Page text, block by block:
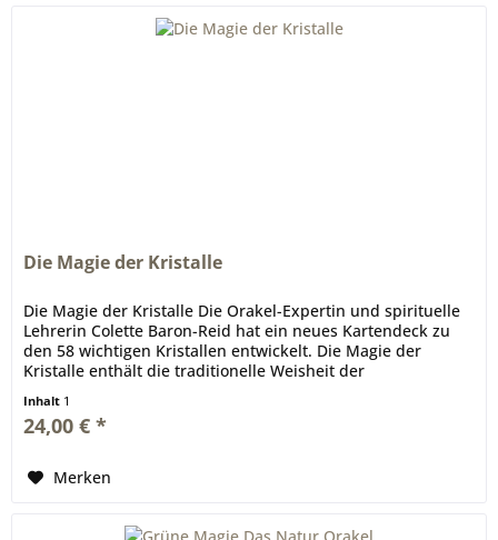
Die Magie der Kristalle
Die Magie der Kristalle Die Orakel-Expertin und spirituelle
Lehrerin Colette Baron-Reid hat ein neues Kartendeck zu
den 58 wichtigen Kristallen entwickelt. Die Magie der
Kristalle enthält die traditionelle Weisheit der
Inhalt 1
24,00 € *
Merken